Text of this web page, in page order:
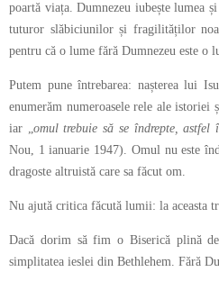
poartă viața. Dumnezeu iubește lumea
tuturor slăbiciunilor și fragilităților
pentru că o lume fără Dumnezeu este o
Putem pune întrebarea: nașterea lui
enumerăm numeroasele rele ale
iar „omul trebuie să se îndrepte, astfel
Nou, 1 ianuarie 1947). Omul nu este
dragoste altruistă care sa făcut om.
Nu ajută critica făcută lumii: la aceasta
Dacă dorim să fim o Biserică plină
simplitatea ieslei din Bethlehem. Fără